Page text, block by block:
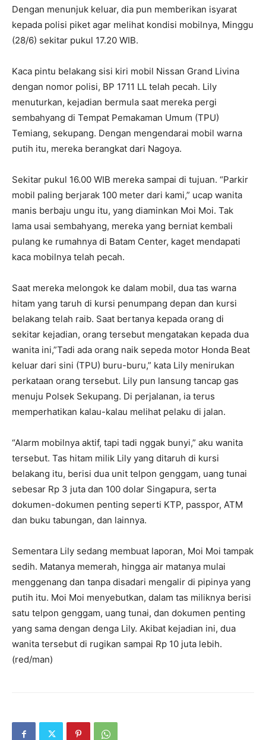
Dengan menunjuk keluar, dia pun memberikan isyarat
kepada polisi piket agar melihat kondisi mobilnya, Minggu
(28/6) sekitar pukul 17.20 WIB.
Kaca pintu belakang sisi kiri mobil Nissan Grand Livina
dengan nomor polisi, BP 1711 LL telah pecah. Lily
menuturkan, kejadian bermula saat mereka pergi
sembahyang di Tempat Pemakaman Umum (TPU)
Temiang, sekupang. Dengan mengendarai mobil warna
putih itu, mereka berangkat dari Nagoya.
Sekitar pukul 16.00 WIB mereka sampai di tujuan. “Parkir
mobil paling berjarak 100 meter dari kami,” ucap wanita
manis berbaju ungu itu, yang diaminkan Moi Moi. Tak
lama usai sembahyang, mereka yang berniat kembali
pulang ke rumahnya di Batam Center, kaget mendapati
kaca mobilnya telah pecah.
Saat mereka melongok ke dalam mobil, dua tas warna
hitam yang taruh di kursi penumpang depan dan kursi
belakang telah raib. Saat bertanya kepada orang di
sekitar kejadian, orang tersebut mengatakan kepada dua
wanita ini,”Tadi ada orang naik sepeda motor Honda Beat
keluar dari sini (TPU) buru-buru,” kata Lily menirukan
perkataan orang tersebut. Lily pun lansung tancap gas
menuju Polsek Sekupang. Di perjalanan, ia terus
memperhatikan kalau-kalau melihat pelaku di jalan.
“Alarm mobilnya aktif, tapi tadi nggak bunyi,” aku wanita
tersebut. Tas hitam milik Lily yang ditaruh di kursi
belakang itu, berisi dua unit telpon genggam, uang tunai
sebesar Rp 3 juta dan 100 dolar Singapura, serta
dokumen-dokumen penting seperti KTP, passpor, ATM
dan buku tabungan, dan lainnya.
Sementara Lily sedang membuat laporan, Moi Moi tampak
sedih. Matanya memerah, hingga air matanya mulai
menggenang dan tanpa disadari mengalir di pipinya yang
putih itu. Moi Moi menyebutkan, dalam tas miliknya berisi
satu telpon genggam, uang tunai, dan dokumen penting
yang sama dengan denga Lily. Akibat kejadian ini, dua
wanita tersebut di rugikan sampai Rp 10 juta lebih.
(red/man)